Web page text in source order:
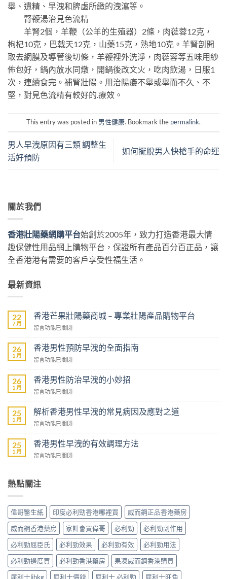
舉、遺精、早洩和脾虛所緻的洩瀉等。
腎鞭湯治見色流精
羊腎2個，羊鞭（公羊的生殖器）2條，肉蓯蓉12克，
枸杞10克，巴戟天12克，山藥15克，熟地10克。羊腎剖開
取去網膜及導管後切條，羊鞭裡外洗淨，肉蓯蓉等五味用紗
佈包好，鍋內放水同燉，開鍋後改文火，吃肉飲湯，日服1
次，連續食完。補腎壯陽。用治陽痿不舉或舉而不久、不
堅，對見色流精有較好的 療效。
This entry was posted in 男性健康. Bookmark the permalink.
男人早洩原因有三類 調整生
活好預防
如何擺脫男人快槍手的命運
關於我們
香港壯陽藥網購平台始創於2005年，致力打造香港最大情
趣保健性用品網上購物平台，保證所有產品百分百正品，讓
全香港港有需要的客戶享受性福生活。
最新資訊
22
7 月
香港芒果壯陽藥商城 – 專業壯陽產品購物平台
在
港
芒
果
陽
藥
商
–
專
壯
陽
產
物
中
留言功能已關閉
26
1 月
香港男性預防早洩的全面指南
在
港
男
性
防
早
洩
全
面
中
留言功能已關閉
26
1 月
香港男性防治早洩的小妙招
在
港
男
性
治
早
洩
妙
留言功能已關閉
25
1 月
解析香港男性早洩的常見病因及應對之道
在
析
香
港
早
常
見
病
因
及
應
對
之
留言功能已關閉
25
1 月
香港男性早洩的有效調理方法
在
男
性
洩
的
有
效
調
理
方
法〉
中
留言功能已關閉
熱點關注
偉哥醫生紙 印度必利勁香港哪裡買
威而鋼正品香港藥房
威而鋼香港藥房
家計會買偉哥 必利勁
必利勁副作用
必利勁屈臣氏
必利勁效果 必利勁有效
必利勁用法
必利勁邊度買
必利勁香港藥房
果凍威而鋼香港購買
犀利士lihkg
犀利士價錢 犀利士 必利勁 犀利士旺角